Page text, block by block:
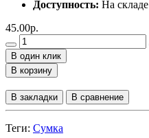
Доступность: На складе
45.00р.
В один клик
В корзину
В закладки В сравнение
Теги: Сумка